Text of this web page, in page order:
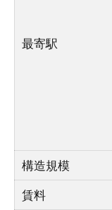
最寄駅
構造規模
賃料